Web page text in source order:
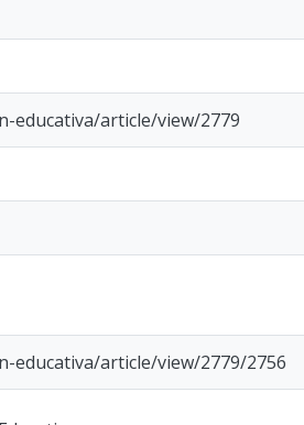
educativa/article/view/2779
educativa/article/view/2779/2756